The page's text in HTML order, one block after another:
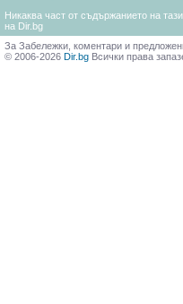
Никаква част от съдържанието на
на Dir.bg
За Забележки, коментари и
© 2006-2026 Dir.bg Всички права